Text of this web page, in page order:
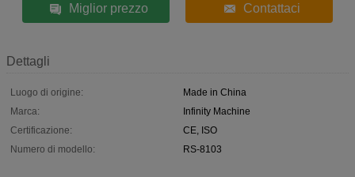
Miglior prezzo Contattaci
Dettagli
Luogo di origine:
Made in China
Marca:
Infinity Machine
Certificazione:
CE, ISO
Numero di modello:
RS-8103